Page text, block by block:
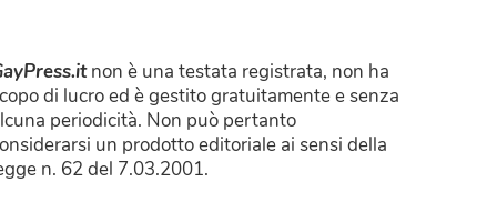
non è una testata registrata, non ha
di lucro ed è gestito gratuitamente e senza
periodicità. Non può pertanto
un prodotto editoriale ai sensi della
n. 62 del 7.03.2001.